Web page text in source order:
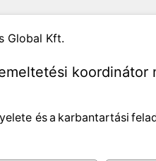
Global Kft.
koordinátor
és a karbantartási